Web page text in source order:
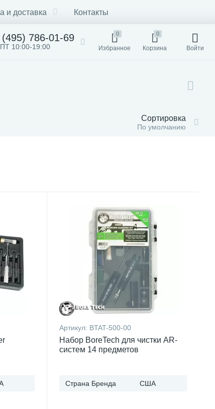
и доставка Контакты
(495) 786-01-69
10:00-19:00
0
Избранное
0
Корзина Войти
Сортировка
По умолчанию
Артикул: BTAT-500-00
Набор BoreTech для чистки AR-
систем 14 предметов
Страна Бренда США